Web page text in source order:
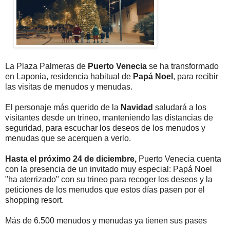
La Plaza Palmeras de Puerto Venecia se ha transformado
en Laponia, residencia habitual de Papá Noel , para recibir
las visitas de menudos y menudas.
El personaje más querido de la Navidad saludará a los
visitantes desde un trineo, manteniendo las distancias de
seguridad, para escuchar los deseos de los menudos y
menudas que se acerquen a verlo.
Hasta el próximo 24 de diciembre, Puerto Venecia cuenta
con la presencia de un invitado muy especial: Papá Noel
"ha aterrizado" con su trineo para recoger los deseos y la
peticiones de los menudos que estos días pasen por el
shopping resort.
Más de 6.500 menudos y menudas ya tienen sus pases